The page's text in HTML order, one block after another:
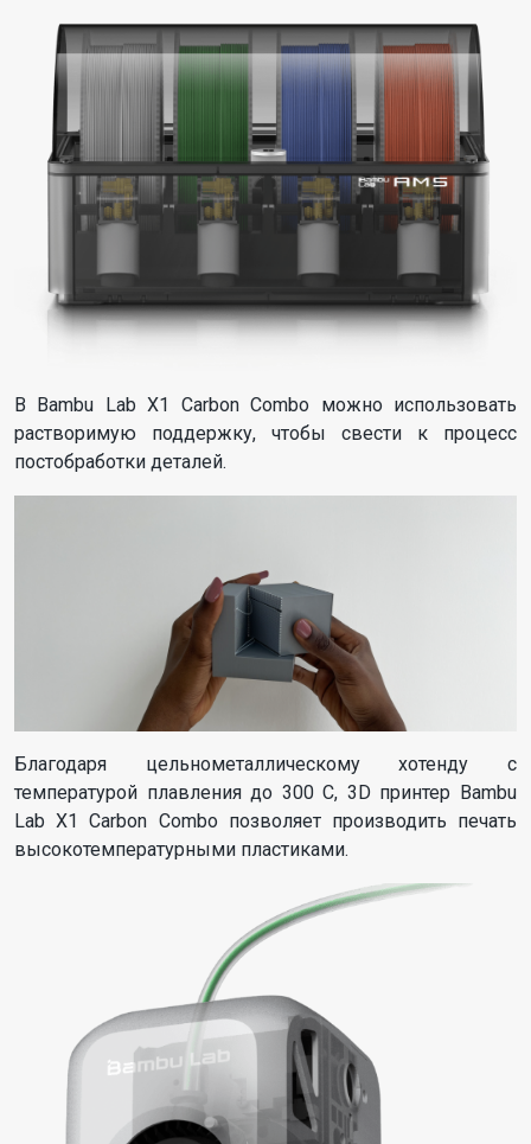
В Bambu Lab X1 Carbon Combo можно использовать
растворимую поддержку, чтобы свести к процесс
постобработки деталей.
Благодаря цельнометаллическому хотенду с
температурой плавления до 300 С, 3D принтер Bambu
Lab X1 Carbon Combo позволяет производить печать
высокотемпературными пластиками.